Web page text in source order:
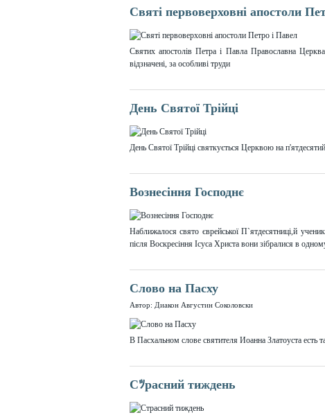
Святі первоверховні апостоли
Святих апостолів Петра і Павла Православна
відзначені, за особливі труди
День Святої Трійці
День Святої Трійці святкується Церквою на
Вознесіння Господнє
Наближалося свято єврейської П`ятдесятниці,й
після Воскресіння Ісуса Христа вони зібралися в
Слово на Пасху
Автор: Диакон Августин Соколовски
В Пасхальном слове святителя Иоанна Златоуста есть
Сﾂрасний тиждень